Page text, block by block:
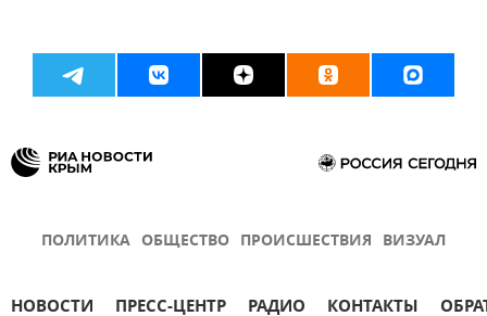
ПОЛИТИКА ОБЩЕСТВО ПРОИСШЕСТВИЯ ВИЗУАЛ
НОВОСТИ ПРЕСС-ЦЕНТР РАДИО КОНТАКТЫ